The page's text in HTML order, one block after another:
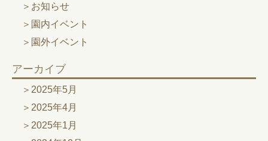
お知らせ
園内イベント
園外イベント
アーカイブ
2025年5月
2025年4月
2025年1月